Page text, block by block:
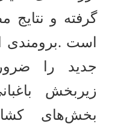
گرفته و
است .برومندی
جدید را
زیربخش
بخش‌های